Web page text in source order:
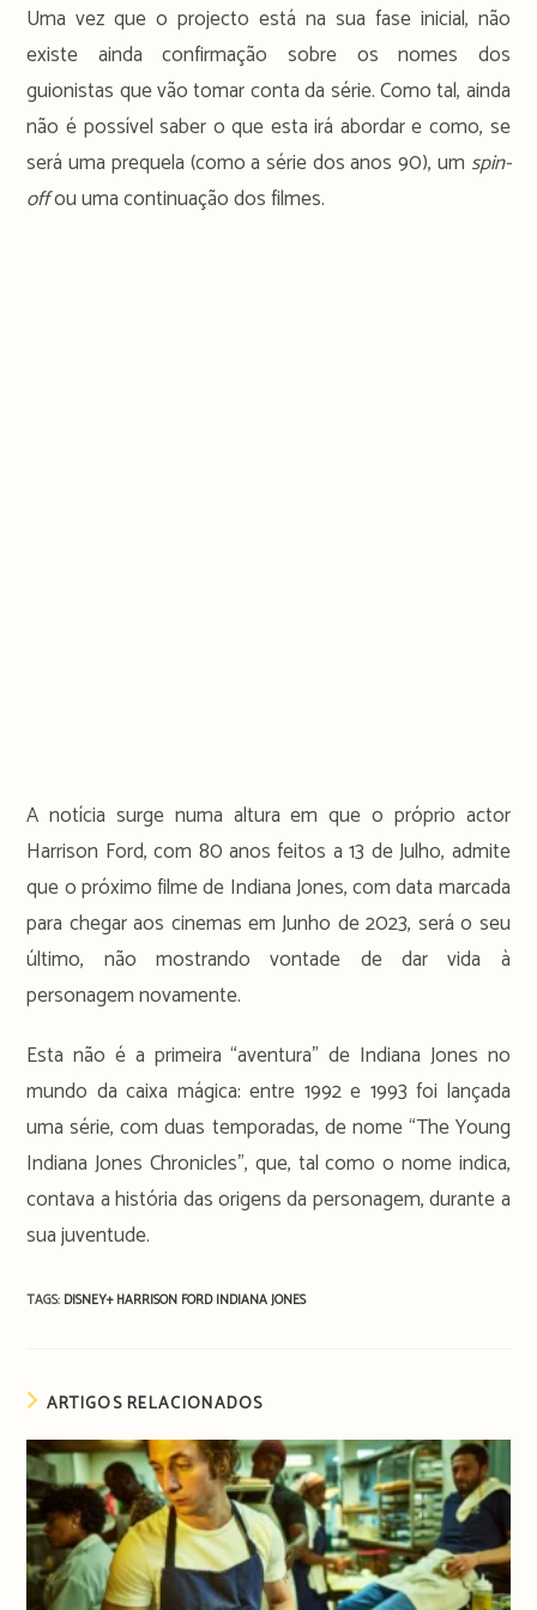
Uma vez que o projecto está na sua fase inicial, não
existe ainda confirmação sobre os nomes dos
guionistas que vão tomar conta da série. Como tal, ainda
não é possível saber o que esta irá abordar e como, se
será uma prequela (como a série dos anos 90), um spin-
offou uma continuação dos filmes.
A notícia surge numa altura em que o próprio actor
Harrison Ford, com 80 anos feitos a 13 de Julho, admite
que o próximo filme de Indiana Jones, com data marcada
para chegar aos cinemas em Junho de 2023, será o seu
último, não mostrando vontade de dar vida à
personagem novamente.
Esta não é a primeira “aventura” de Indiana Jones no
mundo da caixa mágica: entre 1992 e 1993 foi lançada
uma série, com duas temporadas, de nome “The Young
Indiana Jones Chronicles”, que, tal como o nome indica,
contava a história das origens da personagem, durante a
sua juventude.
TAGS: DISNEY+HARRISON FORDINDIANA JONES
ARTIGOS RELACIONADOS